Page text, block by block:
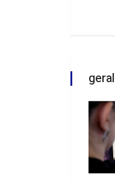
geral